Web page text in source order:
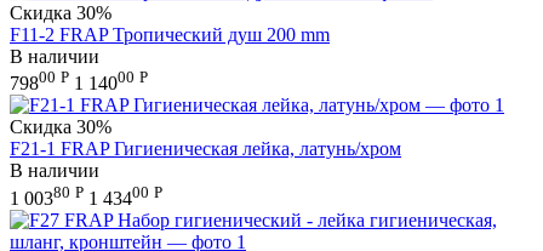
Скидка 30%
F11-2 FRAP Тропический душ 200 mm
В наличии
79800 Р 1 14000 Р
Скидка 30%
F21-1 FRAP Гигиеническая лейка, латунь/хром
В наличии
1 00380 Р 1 43400 Р